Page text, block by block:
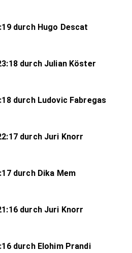
durch Hugo Descat
durch Julian Köster
durch Ludovic Fabregas
durch Juri Knorr
durch Dika Mem
durch Juri Knorr
durch Elohim Prandi